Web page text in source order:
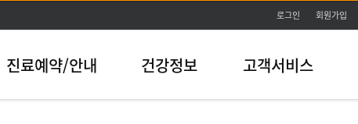
본문바로가기
로그인 회원가입
진료예약/안내 건강정보 고객서비스